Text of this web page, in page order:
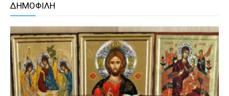
ΔΗΜΟΦΙΛΗ